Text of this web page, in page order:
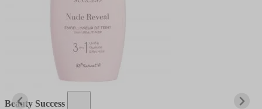
Beauty Success